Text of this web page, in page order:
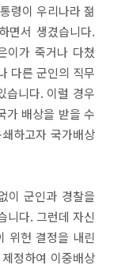
령이 우리나라 젊
면서 생겼습니다.
이가 죽거나 다쳤
다른 군인의 직무
습니다. 이럴 경우
가 배상을 받을 수
하고자 국가배상
이 군인과 경찰을
니다. 그런데 자신
위헌 결정을 내린
정하여 이중배상